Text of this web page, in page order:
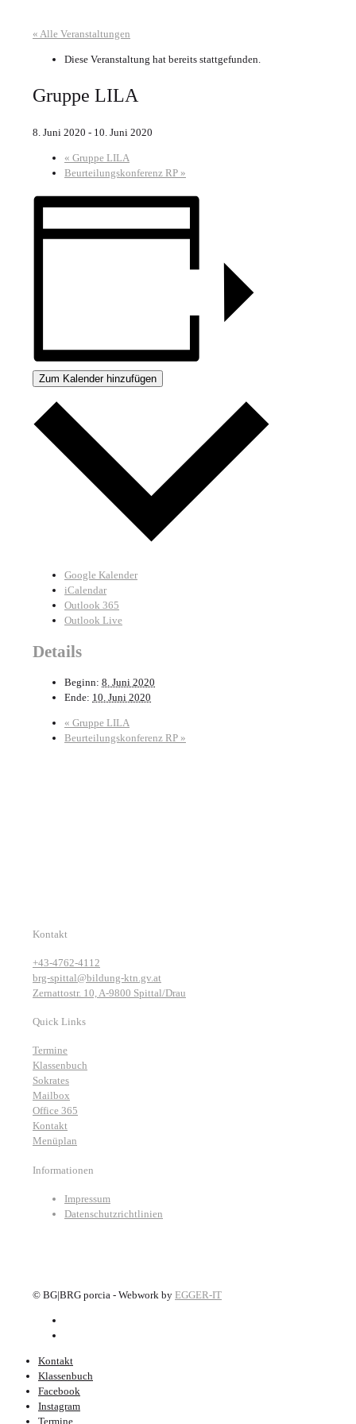
« Alle Veranstaltungen
Diese Veranstaltung hat bereits stattgefunden.
Gruppe LILA
8. Juni 2020 - 10. Juni 2020
« Gruppe LILA
Beurteilungskonferenz RP »
Zum Kalender hinzufügen
Google Kalender
iCalendar
Outlook 365
Outlook Live
Details
Beginn: 8. Juni 2020
Ende: 10. Juni 2020
« Gruppe LILA
Beurteilungskonferenz RP »
Kontakt
+43-4762-4112
brg-spittal@bildung-ktn.gv.at
Zernattostr. 10, A-9800 Spittal/Drau
Quick Links
Termine
Klassenbuch
Sokrates
Mailbox
Office 365
Kontakt
Menüplan
Informationen
Impressum
Datenschutzrichtlinien
© BG|BRG porcia - Webwork by EGGER-IT
Kontakt
Klassenbuch
Facebook
Instagram
Termine